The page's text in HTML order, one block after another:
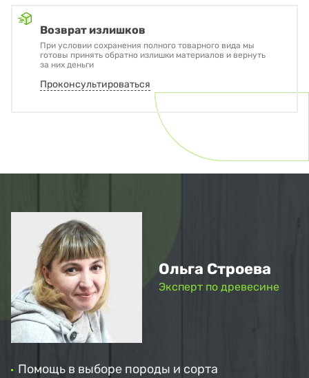
Возврат излишков
При условии сохранения полного товарного вида мы
готовы принять обратно излишки материалов и вернуть
за них деньги
Проконсультироваться
Ольга Строева
Эксперт по древесине
Помощь в выборе породы и сорта